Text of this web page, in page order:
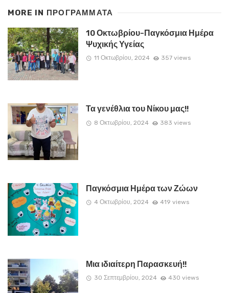
MORE IN ΠΡΟΓΡΑΜΜΑΤΑ
10 Οκτωβρίου-Παγκόσμια Ημέρα
Ψυχικής Υγείας
11 Οκτωβρίου, 2024 357 views
Τα γενέθλια του Νίκου μας!!
8 Οκτωβρίου, 2024 383 views
Παγκόσμια Ημέρα των Ζώων
4 Οκτωβρίου, 2024 419 views
Μια ιδιαίτερη Παρασκευή!!
30 Σεπτεμβρίου, 2024 430 views